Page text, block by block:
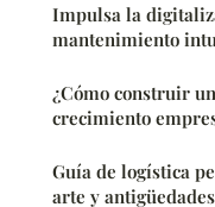
Impulsa la
mantenimiento
¿Cómo construir
crecimiento
Guía de logística
arte y antigüedades